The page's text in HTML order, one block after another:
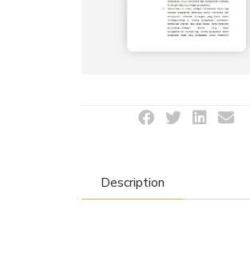
Description